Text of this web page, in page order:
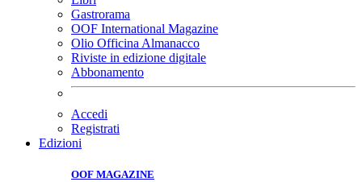
Gastrorama
OOF International Magazine
Olio Officina Almanacco
Riviste in edizione digitale
Abbonamento
Accedi
Registrati
Edizioni
OOF MAGAZINE